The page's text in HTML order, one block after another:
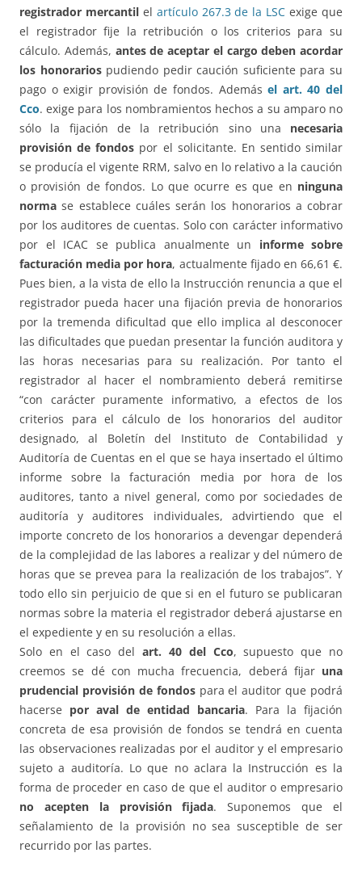
registrador mercantilel artículo 267.3 de la LSC exige que
el registrador fije la retribución o los criterios para su
cálculo. Además, antes de aceptar el cargo deben acordar
los honorariospudiendo pedir caución suficiente para su
pago o exigir provisión de fondos. Ademásel art. 40 del
Cco. exige para los nombramientos hechos a su amparo no
sólo la fijación de la retribución sino una necesaria
provisión de fondos por el solicitante. En sentido similar
se producía el vigente RRM, salvo en lo relativo a la caución
o provisión de fondos. Lo que ocurre es que en ninguna
norma se establece cuáles serán los honorarios a cobrar
por los auditores de cuentas. Solo con carácter informativo
por el ICAC se publica anualmente un informe sobre
facturación media por hora, actualmente fijado en 66,61 €.
Pues bien, a la vista de ello la Instrucción renuncia a que el
registrador pueda hacer una fijación previa de honorarios
por la tremenda dificultad que ello implica al desconocer
las dificultades que puedan presentar la función auditora y
las horas necesarias para su realización. Por tanto el
registrador al hacer el nombramiento deberá remitirse
“con carácter puramente informativo, a efectos de los
criterios para el cálculo de los honorarios del auditor
designado, al Boletín del Instituto de Contabilidad y
Auditoría de Cuentas en el que se haya insertado el último
informe sobre la facturación media por hora de los
auditores, tanto a nivel general, como por sociedades de
auditoría y auditores individuales, advirtiendo que el
importe concreto de los honorarios a devengar dependerá
de la complejidad de las labores a realizar y del número de
horas que se prevea para la realización de los trabajos”. Y
todo ello sin perjuicio de que si en el futuro se publicaran
normas sobre la materia el registrador deberá ajustarse en
el expediente y en su resolución a ellas.
Solo en el caso delart. 40 del Cco, supuesto que no
creemos se dé con mucha frecuencia, deberá fijar una
prudencial provisión de fondospara el auditor que podrá
hacerse por aval de entidad bancaria. Para la fijación
concreta de esa provisión de fondos se tendrá en cuenta
las observaciones realizadas por el auditor y el empresario
sujeto a auditoría. Lo que no aclara la Instrucción es la
forma de proceder en caso de que el auditor o empresario
no acepten la provisión fijada. Suponemos que el
señalamiento de la provisión no sea susceptible de ser
recurrido por las partes.